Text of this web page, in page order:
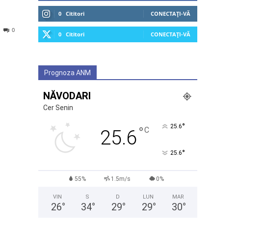
0
0 Cititori CONECTAȚI-VĂ
0 Cititori CONECTAȚI-VĂ
Prognoza ANM
NĂVODARI
Cer Senin
25.6°C 25.6°
25.6°
55% 1.5m/s 0%
VIN
26°
S
34°
D
29°
LUN
29°
MAR
30°